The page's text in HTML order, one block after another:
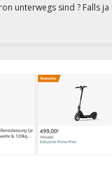
unterwegs sind ? Falls